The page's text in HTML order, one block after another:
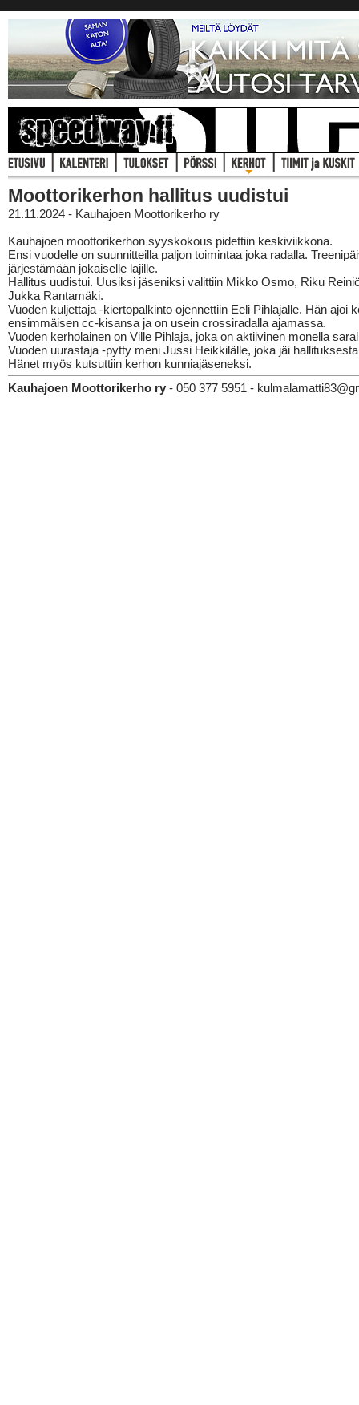
Moottorikerhon hallitus uudistui
21.11.2024 - Kauhajoen Moottorikerho ry
Kauhajoen moottorikerhon syyskokous pidettiin keskiviikkona.
Ensi vuodelle on suunnitteilla paljon toimintaa joka radalla.
järjestämään jokaiselle lajille.
Hallitus uudistui. Uusiksi jäseniksi valittiin Mikko Osmo, Riku
Jukka Rantamäki.
Vuoden kuljettaja -kiertopalkinto ojennettiin Eeli Pihlajalle. Hän ajoi
ensimmäisen cc-kisansa ja on usein crossiradalla ajamassa.
Vuoden kerholainen on Ville Pihlaja, joka on aktiivinen monella
Vuoden uurastaja -pytty meni Jussi Heikkilälle, joka jäi
Hänet myös kutsuttiin kerhon kunniajäseneksi.
Kauhajoen Moottorikerho ry - 050 377 5951 -